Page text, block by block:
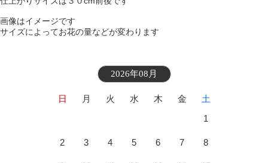
画像はイメージです
サイズによってお花の量などが変わります
2026年08月
日 月 火 水 木 金
土
1
2 3 4 5 6 7 8